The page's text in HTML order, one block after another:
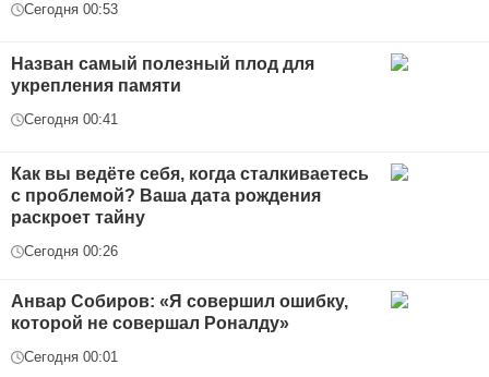
Сегодня 00:53
Назван самый полезный плод для
укрепления памяти
Сегодня 00:41
Как вы ведёте себя, когда сталкиваетесь
с проблемой? Ваша дата рождения
раскроет тайну
Сегодня 00:26
Анвар Собиров: «Я совершил ошибку,
которой не совершал Роналду»
Сегодня 00:01